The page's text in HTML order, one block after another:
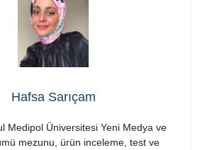
Hafsa Sarıçam
Medipol Üniversitesi Yeni Medya ve
mezunu, ürün inceleme, test ve